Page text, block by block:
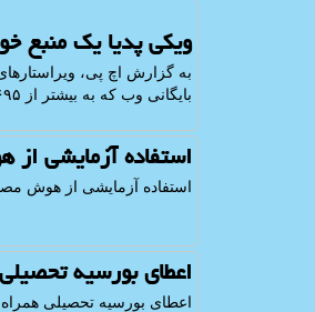
ویکی پدیا یک منبع
بایگانی وب که به بیشتر از ۶۹۵ هزار بار در سرتاسر این دایره المعارف به آن لینک داده شده را حذف نمایند.
استفاده آزمایشی
استفاده آزمایشی از هوش
اعطای بورسیه
اعطای بورسیه تحصیلی